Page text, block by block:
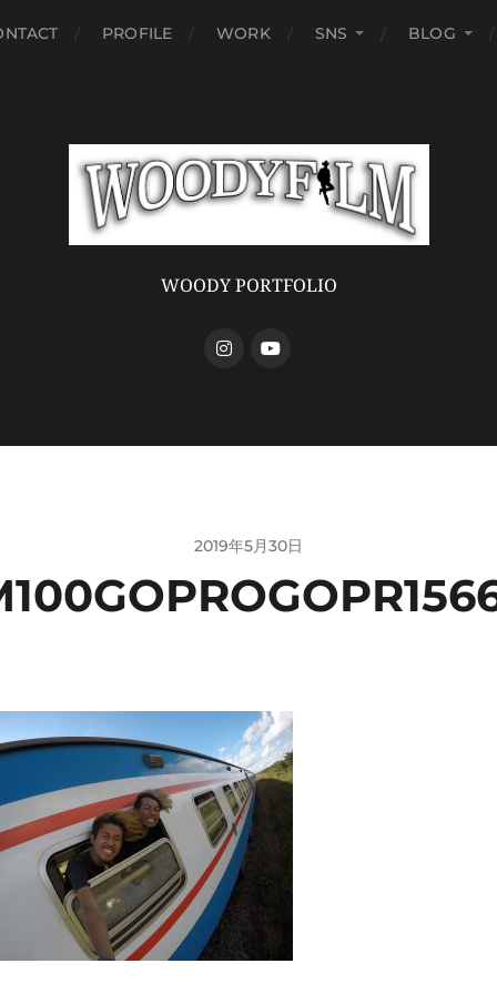
PROFILE WORK SNS BLOG
WOODY PORTFOLIO
2019年5月30日